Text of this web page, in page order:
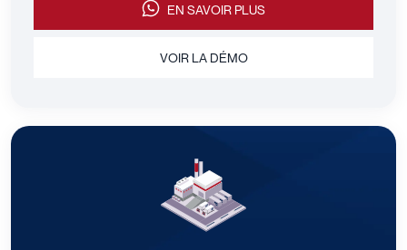
EN SAVOIR PLUS
VOIR LA DÉMO